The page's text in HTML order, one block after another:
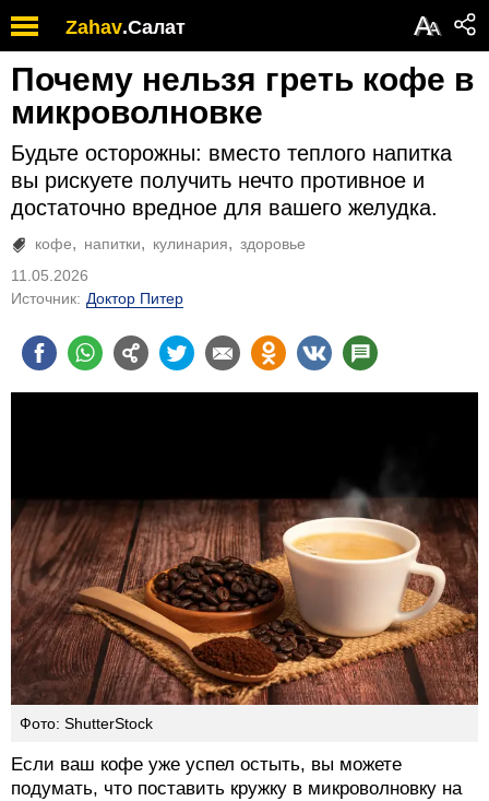
Zahav.Салат АА
Почему нельзя греть кофе в
микроволновке
Будьте осторожны: вместо теплого напитка
вы рискуете получить нечто противное и
достаточно вредное для вашего желудка.
кофе напитки кулинария
здоровье
11.05.2026
Источник: Доктор Питер
Фото: ShutterStock
Если ваш кофе уже успел остыть, вы можете
подумать, что поставить кружку в микроволновку на